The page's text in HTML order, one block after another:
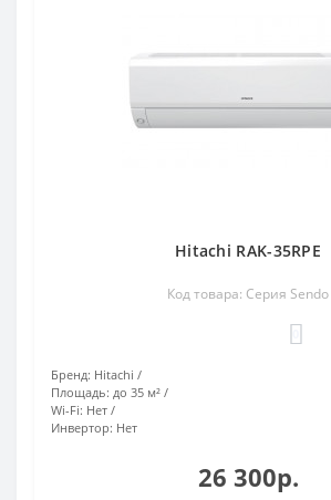
Hitachi RAK-35RPE
Код товара: Серия Sendo
Бренд: Hitachi
Площадь: до 35 м²
Wi-Fi: Нет
Инвертор: Нет
26 300р.